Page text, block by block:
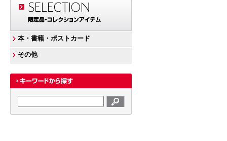
本・書籍・ポストカード
その他